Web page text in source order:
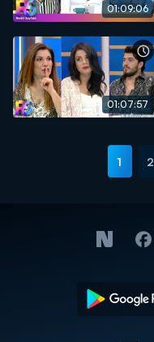
01:09:06
01:07:57
1 2